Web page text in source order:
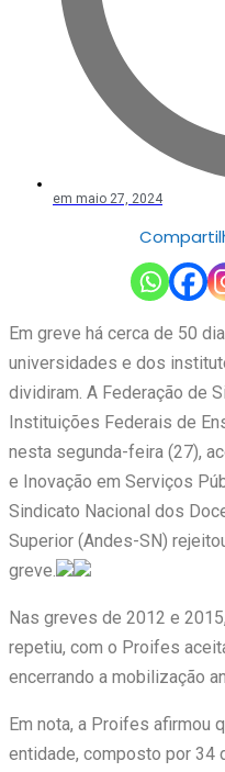
em maio 27, 2024
Em greve há cerca de 50
universidades e dos
dividiram. A Federação de
Instituições Federais de
nesta segunda-feira (27),
e Inovação em Serviços
Sindicato Nacional dos
Superior (Andes-SN)
greve.
Nas greves de 2012 e
repetiu, com o Proifes
encerrando a mobilização
Em nota, a Proifes afirmou
entidade, composto por 34